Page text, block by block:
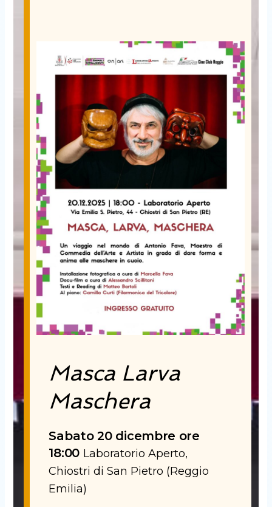
Masca Larva
Maschera
Sabato 20 dicembre ore
18:00 Laboratorio Aperto,
Chiostri di San Pietro (Reggio
Emilia)